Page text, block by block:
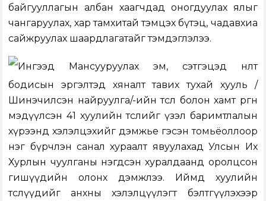
байгууллагын албан хаагчдад оногдуулах ялыг
чангаруулах, хар тамхитай тэмцэх бүтэц, чадавхиа
сайжруулах шаардлагатайг тэмдэглэлээ.
Ингээд Мансууруулах эм, сэтгэцэд нөлөөт
бодисын эргэлтэд хяналт тавих тухай хууль /
Шинэчилсэн найруулга/-ийн төсөл болон хамт өргөн
мэдүүлсэн 41 хуулийн төслийг үзэл баримтлалын
хүрээнд хэлэлцэхийг дэмжье гэсэн томьёоллоор
нэг бүрчлэн санал хураалт явуулахад Улсын Их
Хурлын чуулганы нэгдсэн хуралдаанд оролцсон
гишүүдийн олонх дэмжлээ. Иймд хуулийн
төслүүдийг анхны хэлэлцүүлэгт бэлтгүүлэхээр